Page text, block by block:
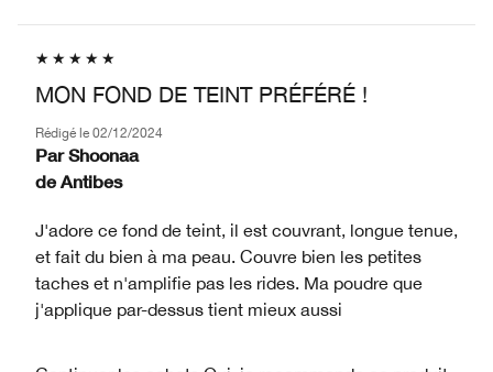
MON FOND DE TEINT PRÉFÉRÉ !
Rédigé le 02/12/2024
Par Shoonaa
de Antibes
J'adore ce fond de teint, il est couvrant, longue tenue,
et fait du bien à ma peau. Couvre bien les petites
taches et n'amplifie pas les rides. Ma poudre que
j'applique par-dessus tient mieux aussi